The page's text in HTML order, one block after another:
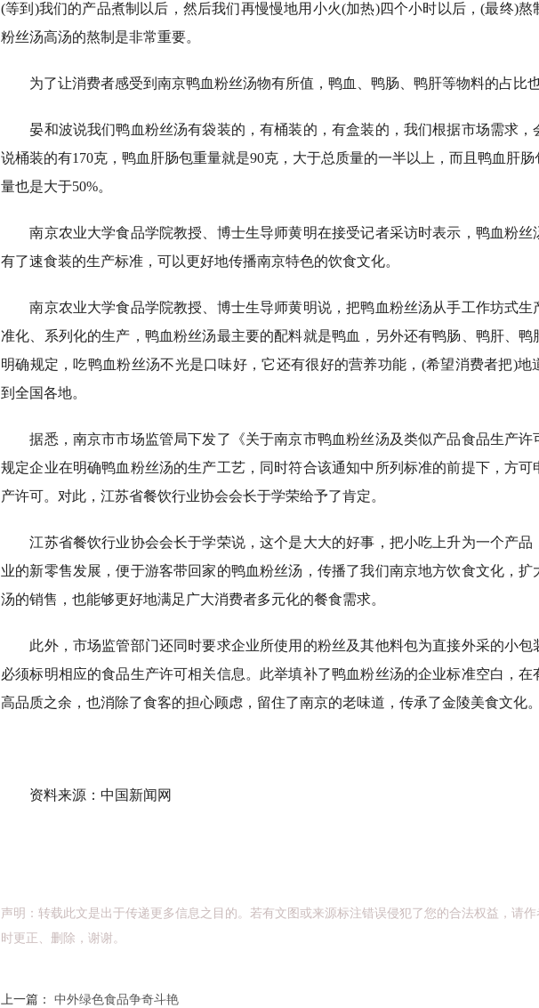
(等到)我们的产品煮制以后，然后我们再慢慢地用小火(加热)四个小时以后，(最终)熬
粉丝汤高汤的熬制是非常重要。
为了让消费者感受到南京鸭血粉丝汤物有所值，鸭血、鸭肠、鸭肝等物料的占比也
晏和波说我们鸭血粉丝汤有袋装的，有桶装的，有盒装的，我们根据市场需求，
说桶装的有170克，鸭血肝肠包重量就是90克，大于总质量的一半以上，而且鸭血肝
量也是大于50%。
南京农业大学食品学院教授、博士生导师黄明在接受记者采访时表示，鸭血粉丝
有了速食装的生产标准，可以更好地传播南京特色的饮食文化。
南京农业大学食品学院教授、博士生导师黄明说，把鸭血粉丝汤从手工作坊式生
准化、系列化的生产，鸭血粉丝汤最主要的配料就是鸭血，另外还有鸭肠、鸭肝、鸭
明确规定，吃鸭血粉丝汤不光是口味好，它还有很好的营养功能，(希望消费者把)地
到全国各地。
据悉，南京市市场监管局下发了《关于南京市鸭血粉丝汤及类似产品食品生产许
规定企业在明确鸭血粉丝汤的生产工艺，同时符合该通知中所列标准的前提下，方可
产许可。对此，江苏省餐饮行业协会会长于学荣给予了肯定。
江苏省餐饮行业协会会长于学荣说，这个是大大的好事，把小吃上升为一个产品
业的新零售发展，便于游客带回家的鸭血粉丝汤，传播了我们南京地方饮食文化，扩
汤的销售，也能够更好地满足广大消费者多元化的餐食需求。
此外，市场监管部门还同时要求企业所使用的粉丝及其他料包为直接外采的小包
必须标明相应的食品生产许可相关信息。此举填补了鸭血粉丝汤的企业标准空白，在
高品质之余，也消除了食客的担心顾虑，留住了南京的老味道，传承了金陵美食文化。
资料来源：中国新闻网
声明：转载此文是出于传递更多信息之目的。若有文图或来源标注错误侵犯了您的合法权益，请
时更正、删除，谢谢。
上一篇： 中外绿色食品争奇斗艳